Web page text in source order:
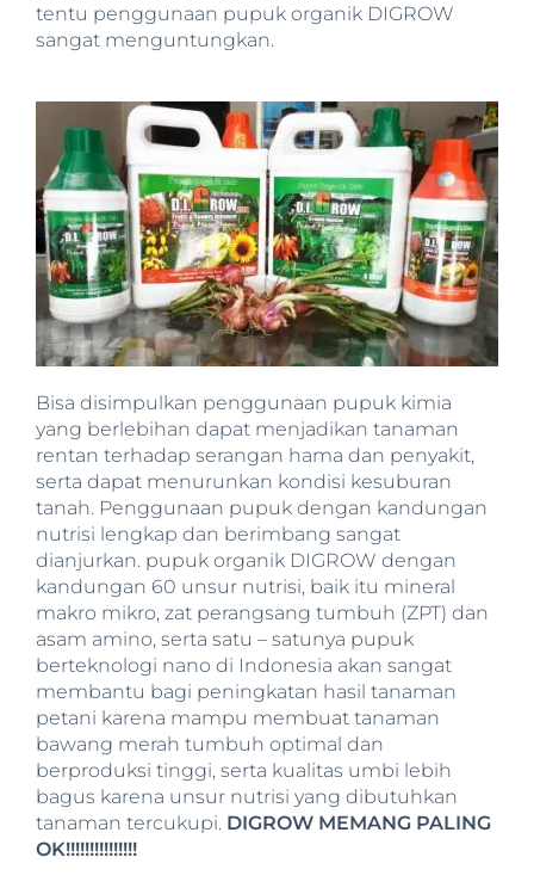
tentu penggunaan pupuk organik DIGROW
sangat menguntungkan.
Bisa disimpulkan penggunaan pupuk kimia
yang berlebihan dapat menjadikan tanaman
rentan terhadap serangan hama dan penyakit,
serta dapat menurunkan kondisi kesuburan
tanah. Penggunaan pupuk dengan kandungan
nutrisi lengkap dan berimbang sangat
dianjurkan. pupuk organik DIGROW dengan
kandungan 60 unsur nutrisi, baik itu mineral
makro mikro, zat perangsang tumbuh (ZPT) dan
asam amino, serta satu – satunya pupuk
berteknologi nano di Indonesia akan sangat
membantu bagi peningkatan hasil tanaman
petani karena mampu membuat tanaman
bawang merah tumbuh optimal dan
berproduksi tinggi, serta kualitas umbi lebih
bagus karena unsur nutrisi yang dibutuhkan
tanaman tercukupi. DIGROW MEMANG PALING
OK!!!!!!!!!!!!!!!